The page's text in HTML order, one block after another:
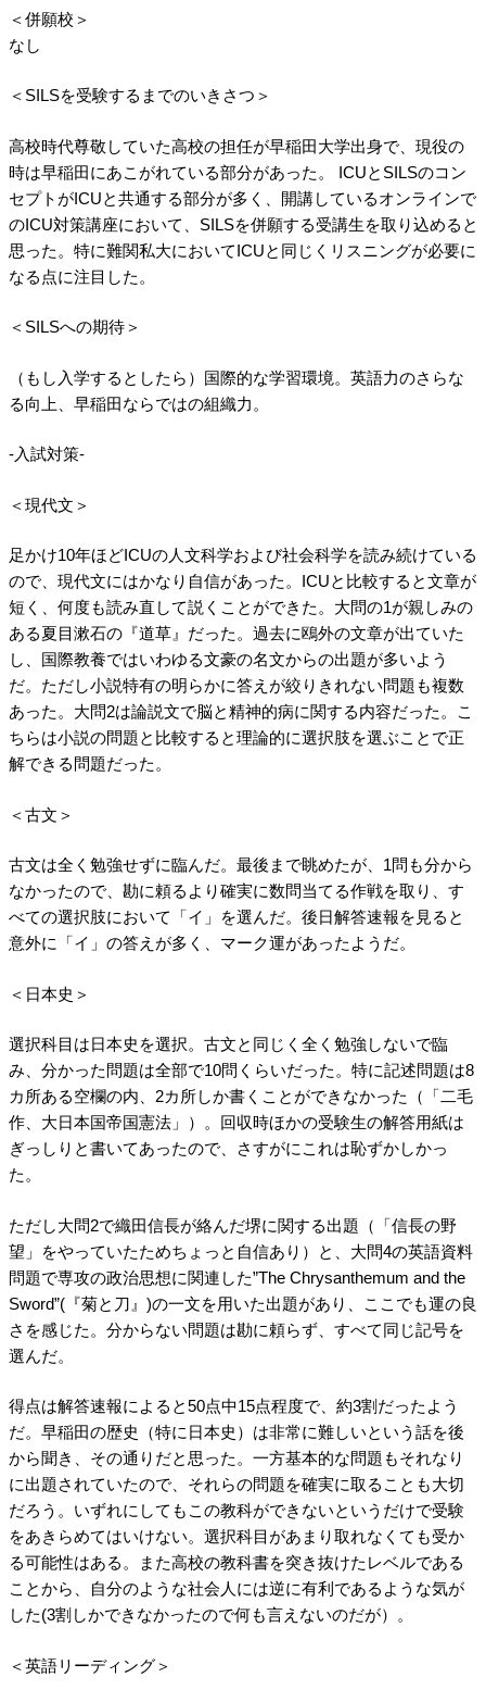
＜併願校＞
なし
＜SILSを受験するまでのいきさつ＞
高校時代尊敬していた高校の担任が早稲田大学出身で、現役の
時は早稲田にあこがれている部分があった。 ICUとSILSのコン
セプトがICUと共通する部分が多く、開講しているオンラインで
のICU対策講座において、SILSを併願する受講生を取り込めると
思った。特に難関私大においてICUと同じくリスニングが必要に
なる点に注目した。
＜SILSへの期待＞
（もし入学するとしたら）国際的な学習環境。英語力のさらな
る向上、早稲田ならではの組織力。
-入試対策-
＜現代文＞
足かけ10年ほどICUの人文科学および社会科学を読み続けている
ので、現代文にはかなり自信があった。ICUと比較すると文章が
短く、何度も読み直して説くことができた。大問の1が親しみの
ある夏目漱石の『道草』だった。過去に鴎外の文章が出ていた
し、国際教養ではいわゆる文豪の名文からの出題が多いよう
だ。ただし小説特有の明らかに答えが絞りきれない問題も複数
あった。大問2は論説文で脳と精神的病に関する内容だった。こ
ちらは小説の問題と比較すると理論的に選択肢を選ぶことで正
解できる問題だった。
＜古文＞
古文は全く勉強せずに臨んだ。最後まで眺めたが、1問も分から
なかったので、勘に頼るより確実に数問当てる作戦を取り、す
べての選択肢において「イ」を選んだ。後日解答速報を見ると
意外に「イ」の答えが多く、マーク運があったようだ。
＜日本史＞
選択科目は日本史を選択。古文と同じく全く勉強しないで臨
み、分かった問題は全部で10問くらいだった。特に記述問題は8
カ所ある空欄の内、2カ所しか書くことができなかった（「二毛
作、大日本国帝国憲法」）。回収時ほかの受験生の解答用紙は
ぎっしりと書いてあったので、さすがにこれは恥ずかしかっ
た。
ただし大問2で織田信長が絡んだ堺に関する出題（「信長の野
望」をやっていたためちょっと自信あり）と、大問4の英語資料
問題で専攻の政治思想に関連した”The Chrysanthemum and the
Sword”(『菊と刀』)の一文を用いた出題があり、ここでも運の良
さを感じた。分からない問題は勘に頼らず、すべて同じ記号を
選んだ。
得点は解答速報によると50点中15点程度で、約3割だったよう
だ。早稲田の歴史（特に日本史）は非常に難しいという話を後
から聞き、その通りだと思った。一方基本的な問題もそれなり
に出題されていたので、それらの問題を確実に取ることも大切
だろう。いずれにしてもこの教科ができないというだけで受験
をあきらめてはいけない。選択科目があまり取れなくても受か
る可能性はある。また高校の教科書を突き抜けたレベルである
ことから、自分のような社会人には逆に有利であるような気が
した(3割しかできなかったので何も言えないのだが）。
＜英語リーディング＞